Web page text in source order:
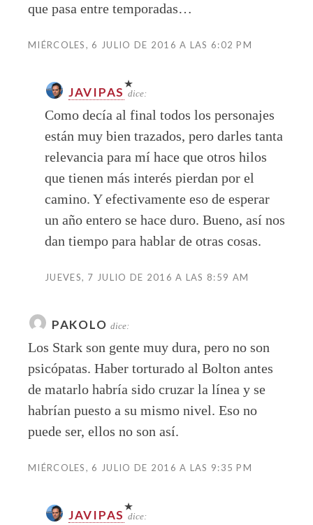
que pasa entre temporadas…
MIÉRCOLES, 6 JULIO DE 2016 A LAS 6:02 PM
JAVIPAS dice:
Como decía al final todos los personajes
están muy bien trazados, pero darles tanta
relevancia para mí hace que otros hilos
que tienen más interés pierdan por el
camino. Y efectivamente eso de esperar
un año entero se hace duro. Bueno, así nos
dan tiempo para hablar de otras cosas.
JUEVES, 7 JULIO DE 2016 A LAS 8:59 AM
PAKOLO dice:
Los Stark son gente muy dura, pero no son
psicópatas. Haber torturado al Bolton antes
de matarlo habría sido cruzar la línea y se
habrían puesto a su mismo nivel. Eso no
puede ser, ellos no son así.
MIÉRCOLES, 6 JULIO DE 2016 A LAS 9:35 PM
JAVIPAS dice: